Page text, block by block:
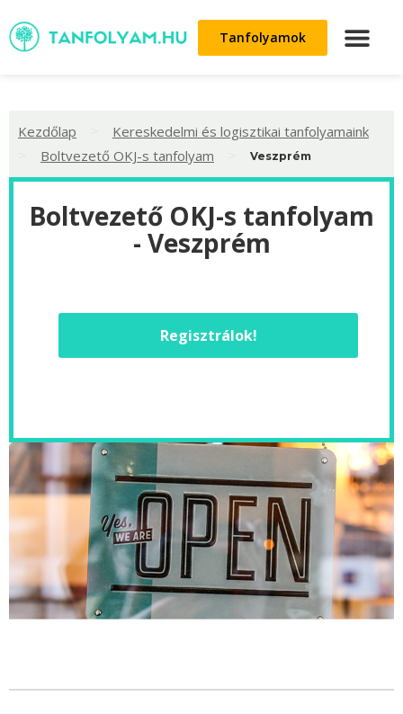
Tanfolyamok
Kezdőlap Kereskedelmi és logisztikai tanfolyamaink
Boltvezető OKJ-s tanfolyam Veszprém
Boltvezető OKJ-s tanfolyam
- Veszprém
Regisztrálok!